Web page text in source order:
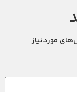
موردنیاز